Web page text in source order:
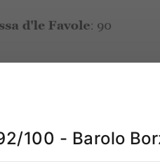
100 - Barolo